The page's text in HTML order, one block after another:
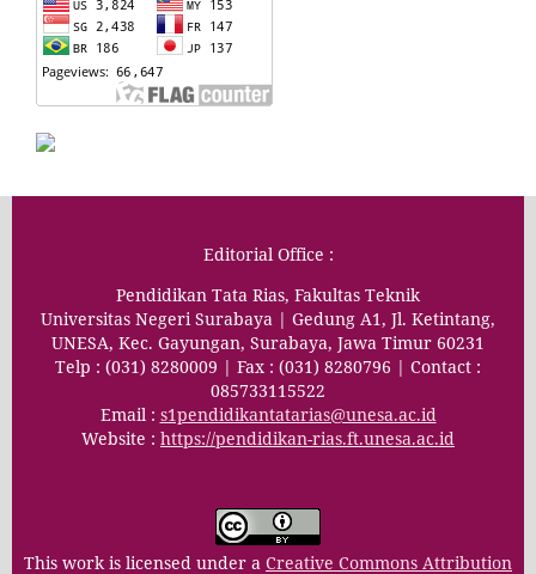
Editorial Office :
Pendidikan Tata Rias, Fakultas Teknik
Universitas Negeri Surabaya | Gedung A1, Jl. Ketintang,
UNESA, Kec. Gayungan, Surabaya, Jawa Timur 60231
Telp : (031) 8280009 | Fax : (031) 8280796 | Contact :
085733115522
Email : s1pendidikantatarias@unesa.ac.id
Website : https://pendidikan-rias.ft.unesa.ac.id
This work is licensed under a Creative Commons Attribution